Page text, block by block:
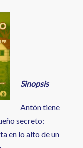
Sinopsis
Antón tiene
secreto:
en lo alto de un